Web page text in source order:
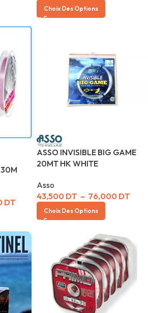
Choix Des Options
30M
DT
ASSO INVISIBLE BIG GAME
20MT HK WHITE
Asso
43,500 DT – 76,000 DT
Choix Des Options